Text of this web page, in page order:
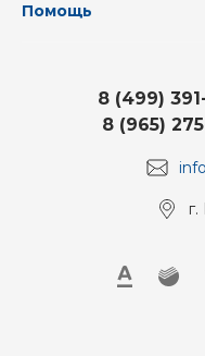
Помощь
8 (499)
8 (965)